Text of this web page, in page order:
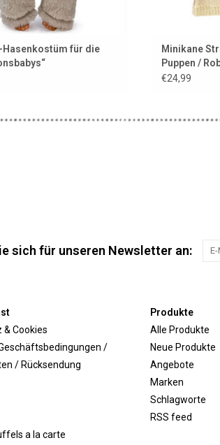
Hasenkostüm für die
Minikane
Puppen /
€24,99
sich für unseren Newsletter an:
& Cookies
/
/ Rücksendung
a la carte
Produkte
Alle Produkte
Neue Produkte
Angebote
Marken
Schlagworte
RSS feed